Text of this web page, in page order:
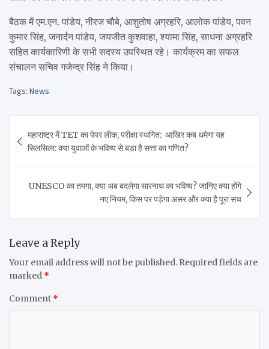
बैठक में एम.एन. पांडेय, नीरज चौबे, आशुतोष अग्रहरि, आलोक पांडेय, पवन
कुमार सिंह, जनार्दन पांडेय, जयजीत कुशवाहा, श्यामा सिंह, साधना अग्रहरि
सहित कार्यकारिणी के सभी सदस्य उपस्थित रहे। कार्यक्रम का सफल
संचालन सचिव गजेन्द्र सिंह ने किया।
Tags: News
navigation
महाराष्ट्र में TET का पेपर लीक, परीक्षा स्थगित: आखिर कब थमेगा यह
सिलसिला: क्या युवाओं के भविष्य से बड़ा है सत्ता का गणित?
UNESCO का तमगा, क्या अब बदलेगा सारनाथ का भविष्य? जानिए क्या होंगे
नए नियम, किस पर पड़ेगा असर और क्या है पूरा सच
Leave a Reply
Your email address will not be published. Required fields are
marked *
Comment *